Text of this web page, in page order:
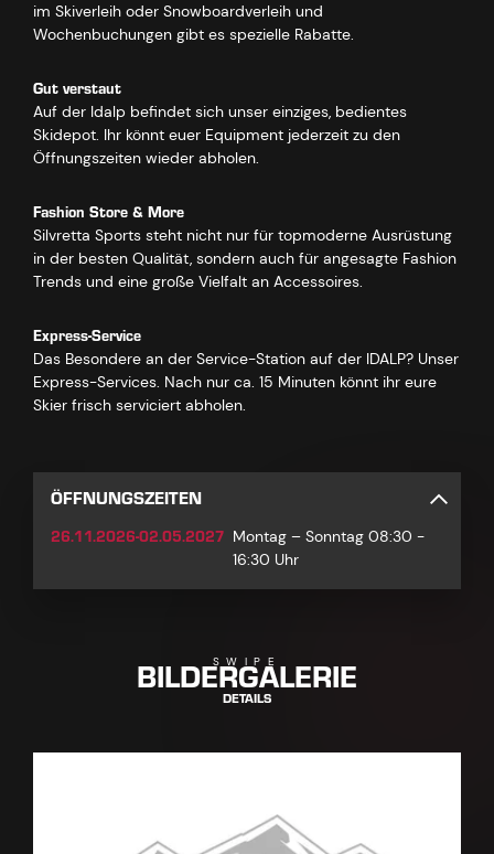
im Skiverleih oder Snowboardverleih und
Wochenbuchungen gibt es spezielle Rabatte.
Gut verstaut
Auf der Idalp befindet sich unser einziges, bedientes
Skidepot. Ihr könnt euer Equipment jederzeit zu den
Öffnungszeiten wieder abholen.
Fashion Store & More
Silvretta Sports steht nicht nur für topmoderne Ausrüstung
in der besten Qualität, sondern auch für angesagte Fashion
Trends und eine große Vielfalt an Accessoires.
Express-Service
Das Besondere an der Service-Station auf der IDALP? Unser
Express-Services. Nach nur ca. 15 Minuten könnt ihr eure
Skier frisch serviciert abholen.
ÖFFNUNGSZEITEN
26.11.2026-02.05.2027 Montag – Sonntag 08:30 -
16:30 Uhr
SWIPE
BILDERGALERIE
DETAILS